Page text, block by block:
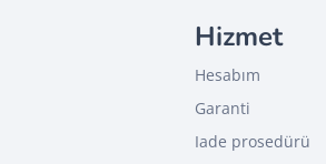
Hizmet
Hesabım
Garanti
Iade prosedürü